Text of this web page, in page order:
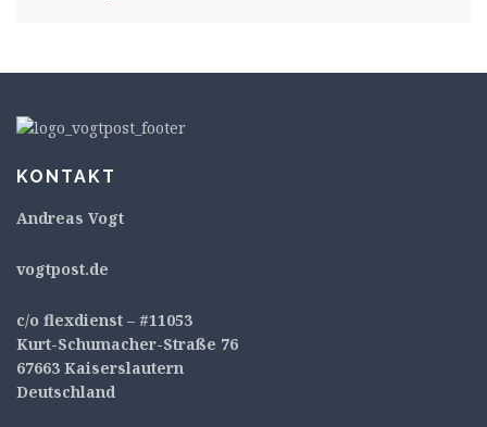
KONTAKT
Andreas Vogt
vogtpost.de
c/o flexdienst – #11053
Kurt-Schumacher-Straße 76
67663 Kaiserslautern
Deutschland